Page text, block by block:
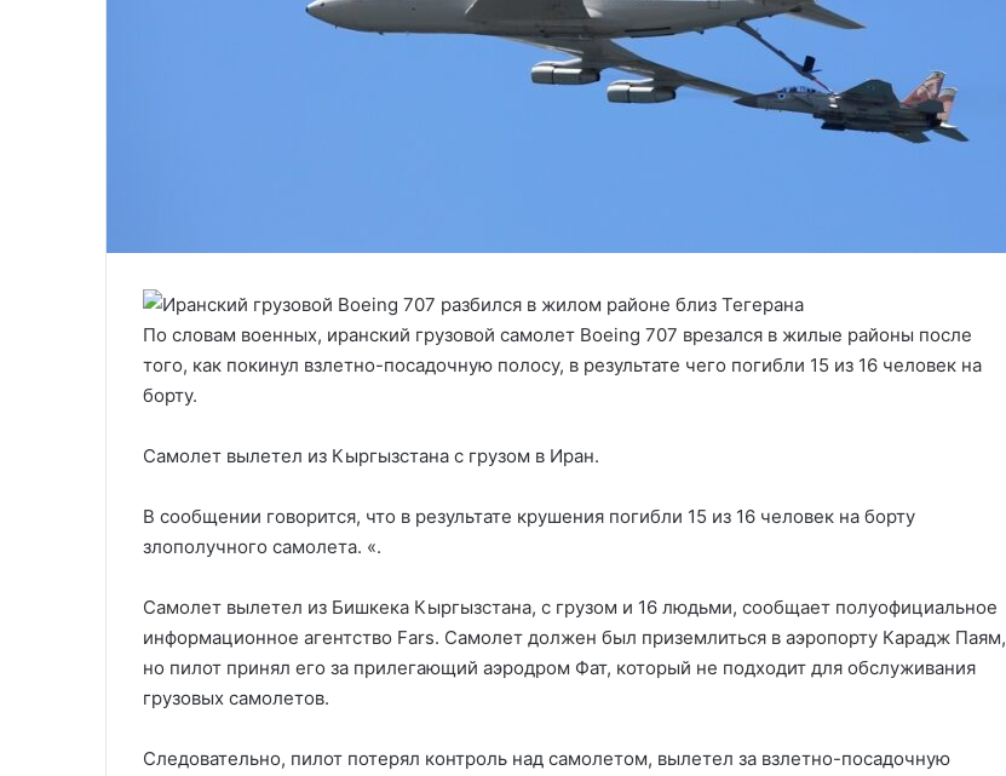
По словам военных, иранский грузовой самолет Boeing 707 врезался в жилые районы после
того, как покинул взлетно-посадочную полосу, в результате чего погибли 15 из 16 человек на
борту.
Самолет вылетел из Кыргызстана с грузом в Иран.
В сообщении говорится, что в результате крушения погибли 15 из 16 человек на борту
злополучного самолета. «.
Самолет вылетел из Бишкека Кыргызстана, с грузом и 16 людьми, сообщает полуофициальное
информационное агентство Fars. Самолет должен был приземлиться в аэропорту Карадж Паям,
но пилот принял его за прилегающий аэродром Фат, который не подходит для обслуживания
грузовых самолетов.
Следовательно, пилот потерял контроль над самолетом, вылетел за взлетно-посадочную